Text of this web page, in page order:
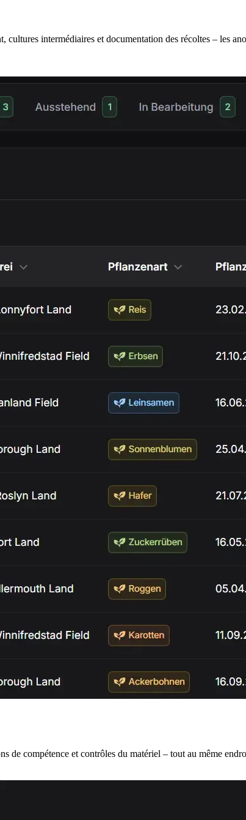
intermédiaires et documentation des récoltes – les
de compétence et contrôles du matériel – tout au même